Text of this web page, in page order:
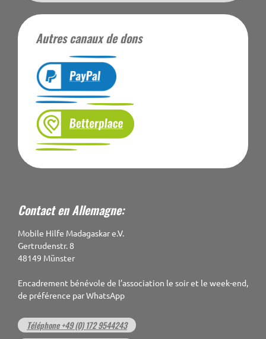
Autres canaux de dons
Contact en Allemagne:
Mobile Hilfe Madagaskar e.V.
Gertrudenstr. 8
48149 Münster
Encadrement bénévole de l’association le soir et le week-end,
de préférence par WhatsApp
Téléphone +49 (0) 172 9544243